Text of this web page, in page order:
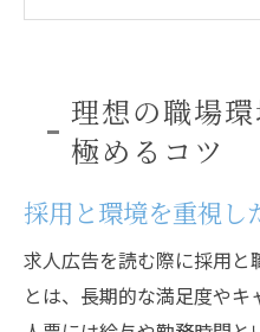
採用と環境で考える
採用時に注目す
求人広告から読
採用と環境で比
求人選択で迷う
理想の職場
極めるコツ
採用と環境を重視し
求人広告を読む際に採用と
とは、長期的な満足度や